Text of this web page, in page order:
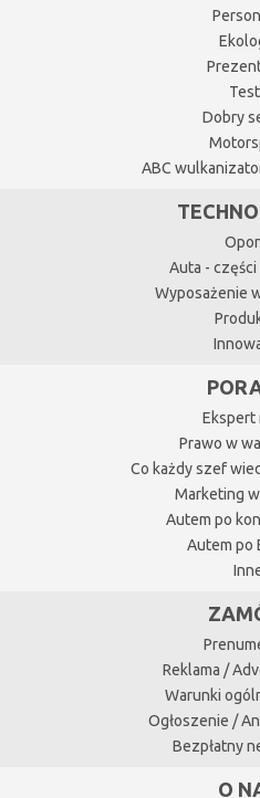
Dobry
ABC
Auta -
Wyposażenie
Ekspert
Prawo w
Co każdy szef
Marketing
Autem po
Autem po
Reklama /
Warunki
Ogłoszenie /
Bezpłatny
O